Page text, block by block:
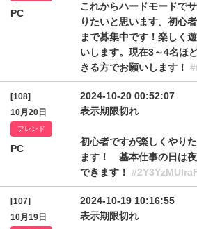
PC
これからハードモードで
りたいと思います。初心
まで募集中です！楽しく
いします。現在3～4名ほ
きる方でお願いします！
[108]
10月20日
フレンド
PC
2024-10-20 00:52:07
表示期限切れ
初心者ですが楽しくやり
ます！ 基本仕事の日は
できます！
[107]
10月19日
2024-10-19 10:16:55
表示期限切れ